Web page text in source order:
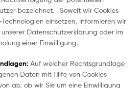
bezeichnet. . Soweit wir Cookies
einsetzen, informieren wir
Datenschutzerklärung oder im
einer Einwilligung.
Auf welcher Rechtsgrundlage
Daten mit Hilfe von Cookies
ab, ob wir Sie um eine Einwilligung